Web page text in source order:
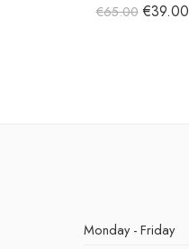
€65.00 €39.00
Monday - Friday